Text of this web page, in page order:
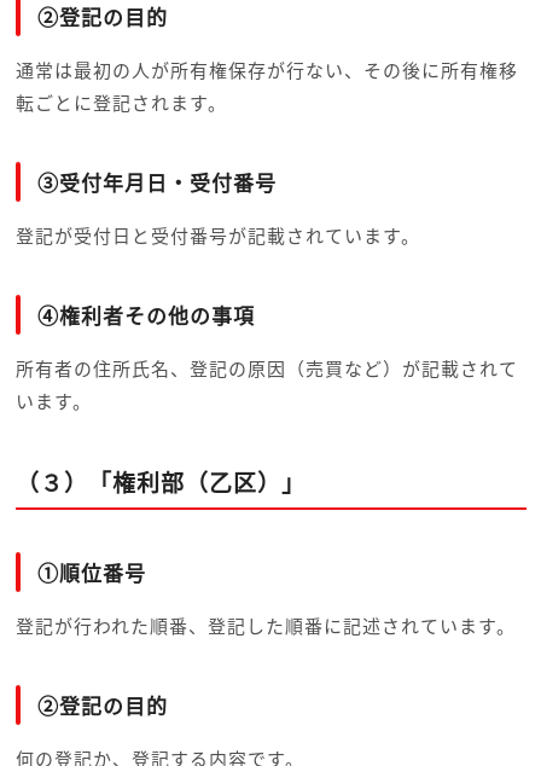
②登記の目的
通常は最初の人が所有権保存が行ない、その後に所有権移
転ごとに登記されます。
③受付年月日・受付番号
登記が受付日と受付番号が記載されています。
④権利者その他の事項
所有者の住所氏名、登記の原因（売買など）が記載されて
います。
（３）「権利部（乙区）」
①順位番号
登記が行われた順番、登記した順番に記述されています。
②登記の目的
何の登記か、登記する内容です。